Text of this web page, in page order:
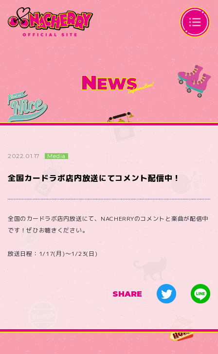
NEWS
2022.01.17 Media
全国カードラボ店内放送にてコメント配信中！
全国のカードラボ店内放送にて、NACHERRYのコメントと楽曲が配信中
です！ぜひお聴きください。
放送日程：1/17(月)〜1/23(日)
SHARE